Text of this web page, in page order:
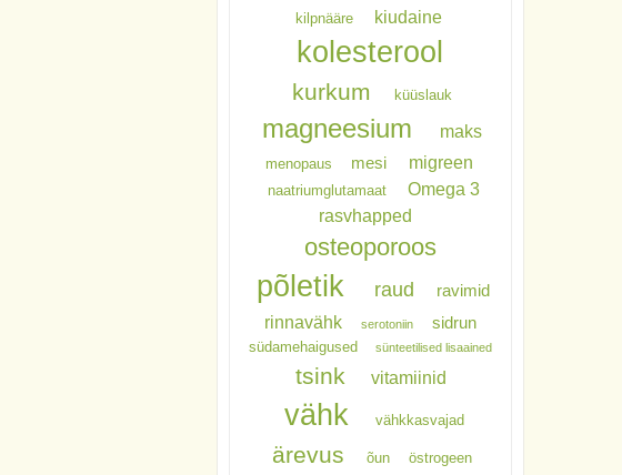
kilpnääre kiudaine
kolesterool
kurkum küüslauk
magneesium maks
menopaus mesi migreen
naatriumglutamaat
Omega 3
rasvhapped
osteoporoos
põletik raud ravimid
rinnavähk serotoniin sidrun
südamehaigused sünteetilised lisaained
tsink vitamiinid
vähk vähkkasvajad
ärevus õun östrogeen